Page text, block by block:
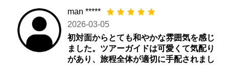
man *****
2026-03-05
初対面からとても和やかな雰囲気を感じ
ました。ツアーガイドは可愛くて気配り
があり、旅程全体が適切に手配されまし